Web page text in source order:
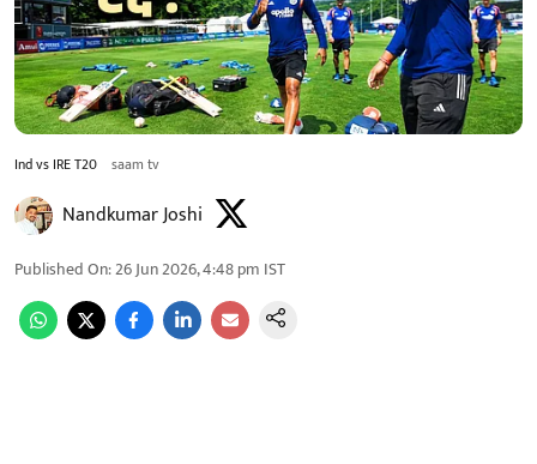
Ind vs IRE T20 saam tv
Nandkumar Joshi
Published On:26 Jun 2026, 4:48 pm IST